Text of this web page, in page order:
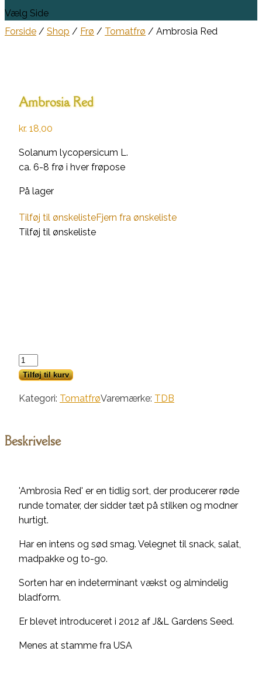
Vælg Side
Forside / Shop / Frø / Tomatfrø / Ambrosia Red
Ambrosia Red
kr. 18,00
Solanum lycopersicum L.
ca. 6-8 frø i hver frøpose
På lager
Tilføj til ønskelisteFjern fra ønskeliste
Tilføj til ønskeliste
Ambrosia
Red
Tilføj til kurv
Kategori: TomatfrøVaremærke: TDB
Beskrivelse
'Ambrosia Red' er en tidlig sort, der producerer røde
runde tomater, der sidder tæt på stilken og modner
hurtigt.
Har en intens og sød smag. Velegnet til snack, salat,
madpakke og to-go.
Sorten har en indeterminant vækst og almindelig
bladform.
Er blevet introduceret i 2012 af J&L Gardens Seed.
Menes at stamme fra USA